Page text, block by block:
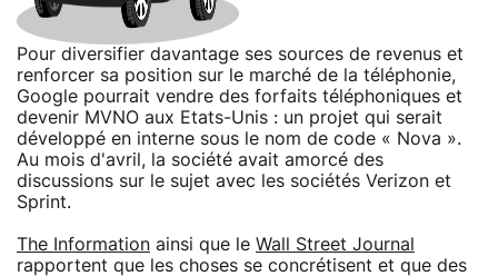
Pour diversifier davantage ses sources de revenus et
renforcer sa position sur le marché de la téléphonie,
Google pourrait vendre des forfaits téléphoniques et
devenir MVNO aux Etats-Unis : un projet qui serait
développé en interne sous le nom de code « Nova ».
Au mois d'avril, la société avait amorcé des
discussions sur le sujet avec les sociétés Verizon et
Sprint.
The Information ainsi que le Wall Street Journal
rapportent que les choses se concrétisent et que des